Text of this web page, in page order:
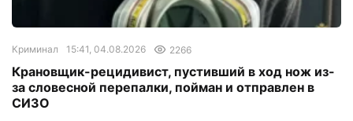
Криминал 15:41, 04.08.2026 2266
Крановщик-рецидивист, пустивший в ход нож из-
за словесной перепалки, пойман и отправлен в
СИЗО